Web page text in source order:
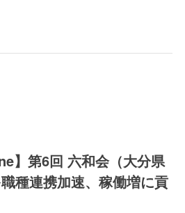
】第6回 六和会（大分県
種連携加速、稼働増に貢